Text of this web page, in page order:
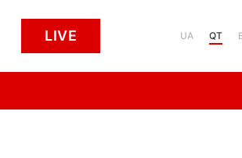
LIVE UA QT